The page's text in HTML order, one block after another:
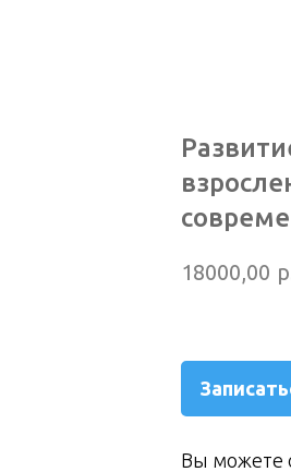
18000,00
Вы можете